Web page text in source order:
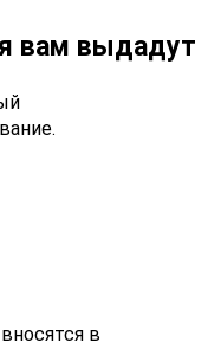
вам выдадут
в